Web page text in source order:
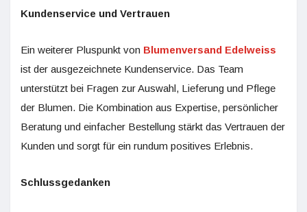
Kundenservice und Vertrauen
Ein weiterer Pluspunkt von Blumenversand Edelweiss
ist der ausgezeichnete Kundenservice. Das Team
unterstützt bei Fragen zur Auswahl, Lieferung und Pflege
der Blumen. Die Kombination aus Expertise, persönlicher
Beratung und einfacher Bestellung stärkt das Vertrauen der
Kunden und sorgt für ein rundum positives Erlebnis.
Schlussgedanken